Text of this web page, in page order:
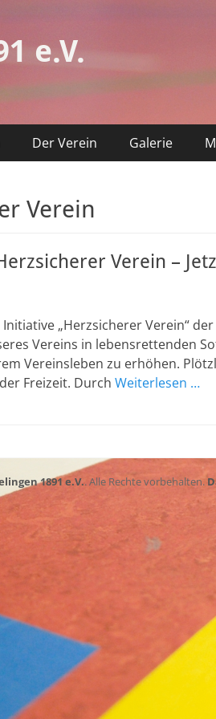
e.V.
Der Verein Galerie
Verein
Verein –
„Herzsicherer Verein“
Vereins in lebensrettenden
Vereinsleben zu erhöhen.
Freizeit. Durch Weiterlesen …
1891 e.V.. Alle Rechte vorbehalten.